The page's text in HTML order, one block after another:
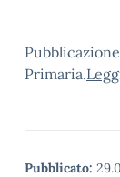
Primaria.
Pubblicato: